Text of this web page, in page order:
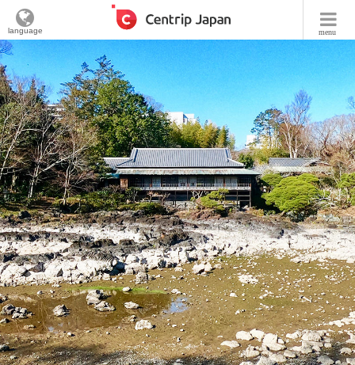
menu
language